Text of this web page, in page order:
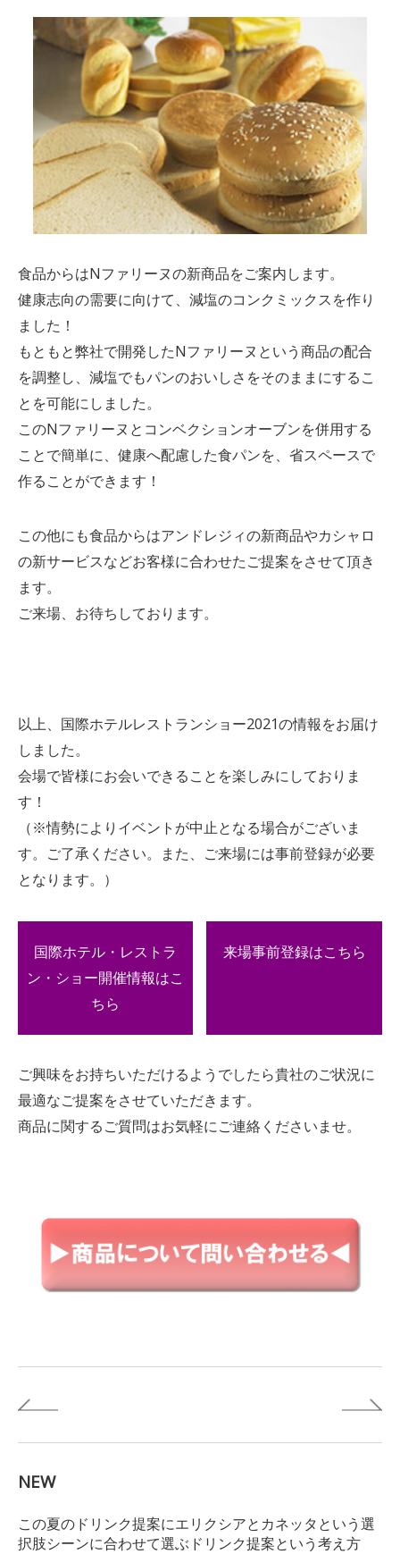
食品からはNファリーヌの新商品をご案内します。
健康志向の需要に向けて、減塩のコンクミックスを作り
ました！
もともと弊社で開発したNファリーヌという商品の配合
を調整し、減塩でもパンのおいしさをそのままにするこ
とを可能にしました。
このNファリーヌとコンベクションオーブンを併用する
ことで簡単に、健康へ配慮した食パンを、省スペースで
作ることができます！
この他にも食品からはアンドレジィの新商品やカシャロ
の新サービスなどお客様に合わせたご提案をさせて頂き
ます。
ご来場、お待ちしております。
以上、国際ホテルレストランショー2021の情報をお届け
しました。
会場で皆様にお会いできることを楽しみにしておりま
す！
（※情勢によりイベントが中止となる場合がございま
す。ご了承ください。また、ご来場には事前登録が必要
となります。）
国際ホテル・レストラ
ン・ショー開催情報はこ
ちら
来場事前登録はこちら
ご興味をお持ちいただけるようでしたら貴社のご状況に
最適なご提案をさせていただきます。
商品に関するご質問はお気軽にご連絡くださいませ。
NEW
この夏のドリンク提案にエリクシアとカネッタという選
択肢シーンに合わせて選ぶドリンク提案という考え方